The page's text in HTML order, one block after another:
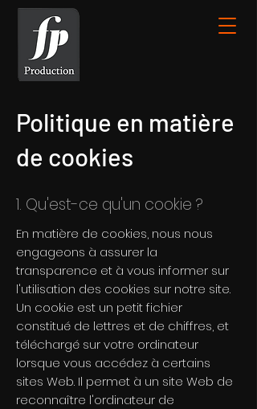
Politique en matière
de cookies
1. Qu'est-ce qu'un cookie ?
En matière de cookies, nous nous
engageons à assurer la
transparence et à vous informer sur
l'utilisation des cookies sur notre site.
Un cookie est un petit fichier
constitué de lettres et de chiffres, et
téléchargé sur votre ordinateur
lorsque vous accédez à certains
sites Web. Il permet à un site Web de
reconnaître l'ordinateur de